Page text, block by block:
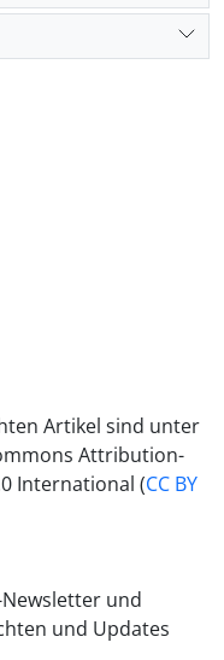
Artikel sind unter
Attribution-
International (CC BY
und
und Updates